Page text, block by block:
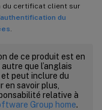
du certificat client sur
du
de ce produit est en
que l’anglais
peut inclure du
savoir plus,
relative à
Group home.